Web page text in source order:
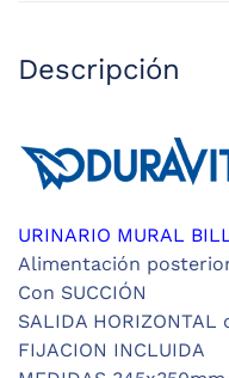
Descripción
URINARIO MURAL
Alimentación
Con SUCCIÓN
SALIDA HORIZONTAL
FIJACION INCLUIDA